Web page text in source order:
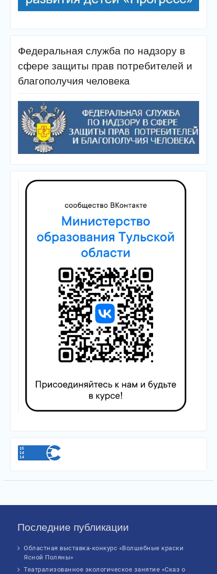
Федеральная служба по надзору в
сфере защиты прав потребителей и
благополучия человека
Последние публикации
Областная выставка-конкурс «Волшебные краски
Ясной Поляны»
Театрализованное экологическое занятие «Сказ о